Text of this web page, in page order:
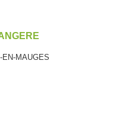
MAUGES